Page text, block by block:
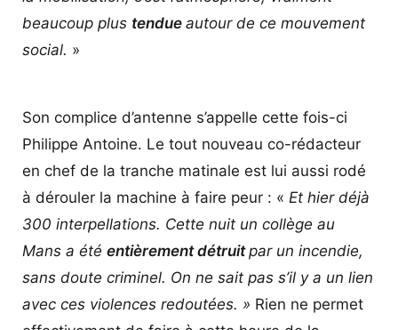
beaucoup plus tendue autour de ce mouvement
social. »
Son complice d’antenne s’appelle cette fois-ci
Philippe Antoine. Le tout nouveau co-rédacteur
en chef de la tranche matinale est lui aussi rodé
à dérouler la machine à faire peur : « Et hier déjà
300 interpellations. Cette nuit un collège au
Mans a été entièrement détruit par un incendie,
sans doute criminel. On ne sait pas s’il y a un lien
avec ces violences redoutées. » Rien ne permet